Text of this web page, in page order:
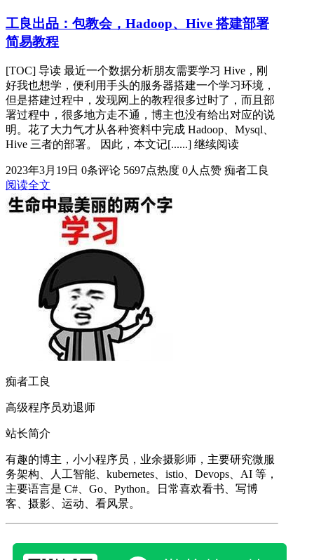
工良出品：包教会，Hadoop、Hive 搭建部署
简易教程
[TOC] 导读 最近一个数据分析朋友需要学习 Hive，刚
好我也想学，便利用手头的服务器搭建一个学习环境，
但是搭建过程中，发现网上的教程很多过时了，而且部
署过程中，很多地方走不通，博主也没有给出对应的说
明。花了大力气才从各种资料中完成 Hadoop、Mysql、
Hive 三者的部署。 因此，本文记[......] 继续阅读
2023年3月19日 0条评论 5697点热度 0人点赞 痴者工良
阅读全文
痴者工良
高级程序员劝退师
站长简介
有趣的博主，小小程序员，业余摄影师，主要研究微服
务架构、人工智能、kubernetes、istio、Devops、AI 等，
主要语言是 C#、Go、Python。日常喜欢看书、写博
客、摄影、运动、看风景。